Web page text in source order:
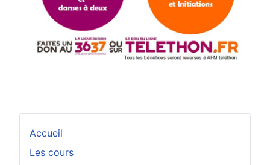
Accueil
Les cours